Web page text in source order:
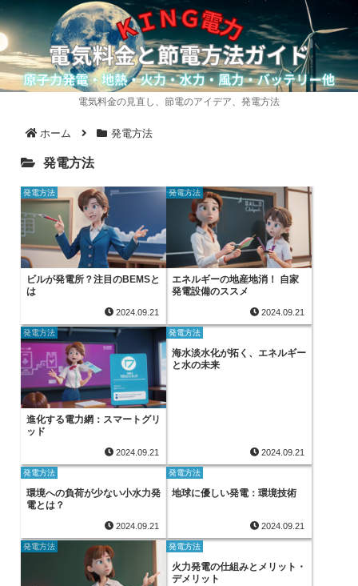
電気料金の見直し、節電のアイデア、発電方法
ホーム 発電方法
発電方法
発電方法
ビルが発電所？注目のBEMSと
は
2024.09.21
発電方法
エネルギーの地産地消！ 自家
発電設備のススメ
2024.09.21
発電方法
進化する電力網：スマートグリ
ッド
2024.09.21
発電方法
海水淡水化が拓く、エネルギー
と水の未来
2024.09.21
発電方法
環境への負荷が少ない小水力発
電とは？
2024.09.21
発電方法
地球に優しい発電：環境技術
2024.09.21
発電方法 発電方法
火力発電の仕組みとメリット・
デメリット